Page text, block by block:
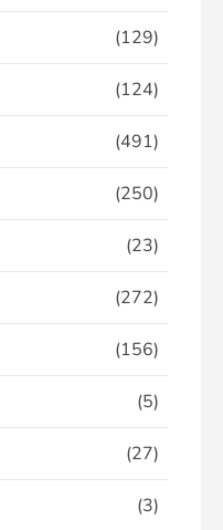
(129)
(124)
(491)
(250)
(23)
(272)
(156)
(5)
(27)
(3)